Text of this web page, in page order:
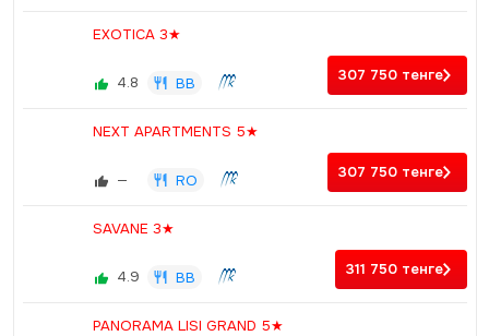
EXOTICA 3★
4.8 BB 307 750 тенге
NEXT APARTMENTS 5★
— RO 307 750 тенге
SAVANE 3★
4.9 BB 311 750 тенге
PANORAMA LISI GRAND 5★